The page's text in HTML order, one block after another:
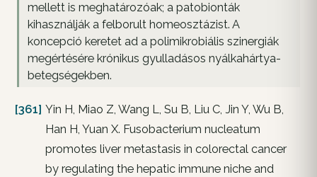
mellett is meghatározóak; a patobionták
kihasználják a felborult homeosztázist. A
koncepció keretet ad a polimikrobiális szinergiák
megértésére krónikus gyulladásos nyálkahártya-
betegségekben.
[361] Yin H, Miao Z, Wang L, Su B, Liu C, Jin Y, Wu B,
Han H, Yuan X. Fusobacterium nucleatum
promotes liver metastasis in colorectal cancer
by regulating the hepatic immune niche and